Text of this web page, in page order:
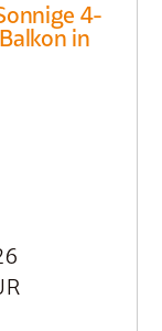
4-
in